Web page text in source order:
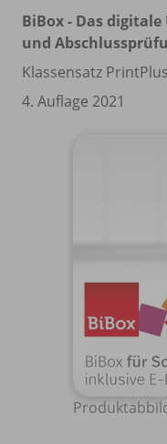
BiBox - Das
und
Klassensatz
4. Auflage 2021